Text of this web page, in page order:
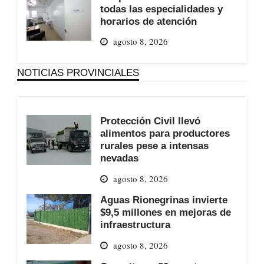
todas las especialidades y
horarios de atención
agosto 8, 2026
NOTICIAS PROVINCIALES
Protección Civil llevó
alimentos para productores
rurales pese a intensas
nevadas
agosto 8, 2026
Aguas Rionegrinas invierte
$9,5 millones en mejoras de
infraestructura
agosto 8, 2026